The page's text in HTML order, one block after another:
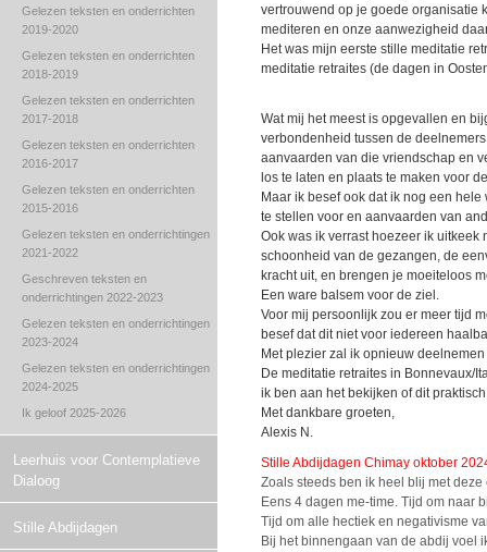
Gelezen teksten en onderrichten
2019-2020
Gelezen teksten en onderrichten
2018-2019
Gelezen teksten en onderrichten
2017-2018
Gelezen teksten en onderrichten
2016-2017
Gelezen teksten en onderrichten
2015-2016
Gelezen teksten en onderrichtingen
2021-2022
Geschreven teksten en
onderrichtingen 2022-2023
Gelezen teksten en onderrichtingen
2023-2024
Gelezen teksten en onderrichtingen
2024-2025
Ik geloof 2025-2026
Leerhuis voor Contemplatieve
Dialoog
Stille Abdijdagen
vertrouwend op je goede organisatie
mediteren en onze aanwezigheid
Het was mijn eerste stille meditatie
meditatie retraites (de dagen in
Wat mij het meest is opgevallen en
verbondenheid tussen de
aanvaarden van die vriendschap en
los te laten en plaats te maken voor
Maar ik besef ook dat ik nog een
te stellen voor en aanvaarden van
Ook was ik verrast hoezeer ik
schoonheid van de gezangen, de
kracht uit, en brengen je moeiteloos
Een ware balsem voor de ziel.
Voor mij persoonlijk zou er meer tijd
besef dat dit niet voor iedereen
Met plezier zal ik opnieuw
De meditatie retraites in Bonnevaux/
ik ben aan het bekijken of dit
Met dankbare groeten,
Alexis N.
Stille Abdijdagen Chimay oktober
Zoals steeds ben ik heel blij met deze
Eens 4 dagen me-time. Tijd om naar
Tijd om alle hectiek en negativisme
Bij het binnengaan van de abdij voel